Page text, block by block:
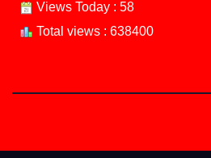
Views Today : 58
Total views : 638400